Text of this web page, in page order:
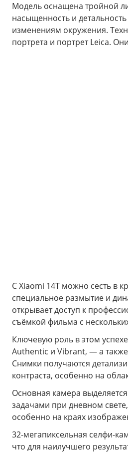
Модель оснащена тройной
насыщенность и
изменениям окружения.
портрета и портрет Leica.
С Xiaomi 14T можно сесть в
специальное размытие и
открывает доступ к
съёмкой фильма с
Ключевую роль в этом
Authentic и Vibrant, — а
Снимки получаются
контраста, особенно на
Основная камера
задачами при дневном
особенно на краях
32-мегапиксельная селфи-
что для наилучшего